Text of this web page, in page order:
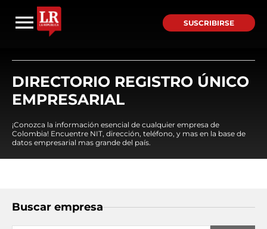
SUSCRIBIRSE
DIRECTORIO REGISTRO ÚNICO
EMPRESARIAL
¡Conozca la información esencial de cualquier empresa de
Colombia! Encuentre NIT, dirección, teléfono, y mas en la base de
datos empresarial mas grande del país.
Buscar empresa